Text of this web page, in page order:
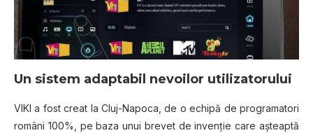
Un sistem adaptabil nevoilor utilizatorului
VIKI a fost creat la Cluj-Napoca, de o echipă de programatori
români 100%, pe baza unui brevet de invenţie care aşteaptă